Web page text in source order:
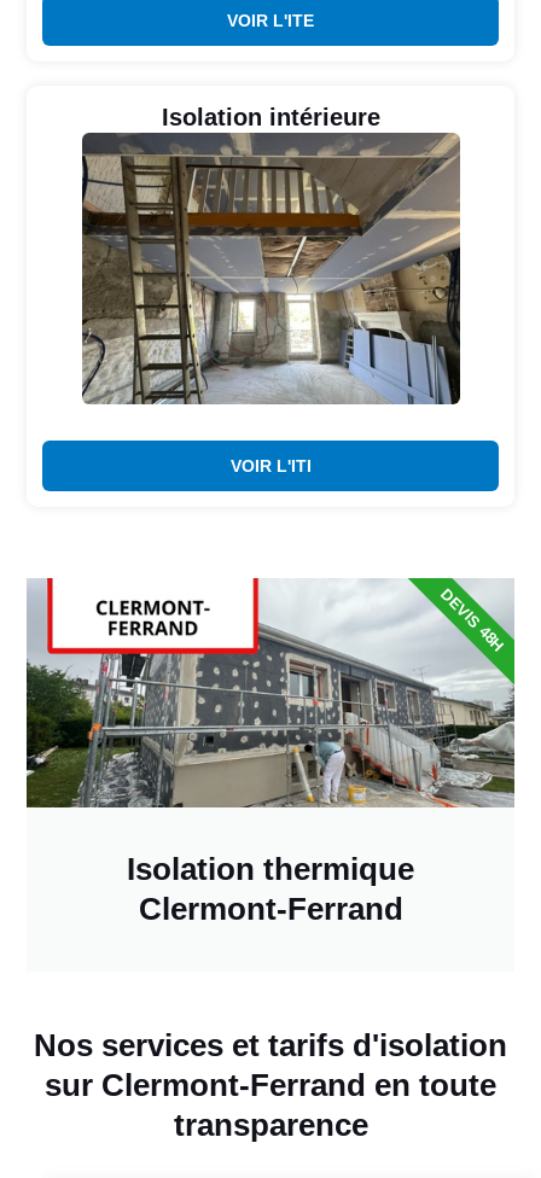
VOIR L'ITE
Isolation intérieure
VOIR L'ITI
Isolation thermique
Clermont-Ferrand
DEVIS 48H
Nos services et tarifs d'isolation
sur Clermont-Ferrand en toute
transparence